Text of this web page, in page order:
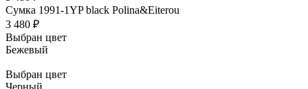
Сумка 1991-1YP black Polina&Eiterou
3 480 ₽
Выбран цвет
Бежевый
Выбран цвет
Черный